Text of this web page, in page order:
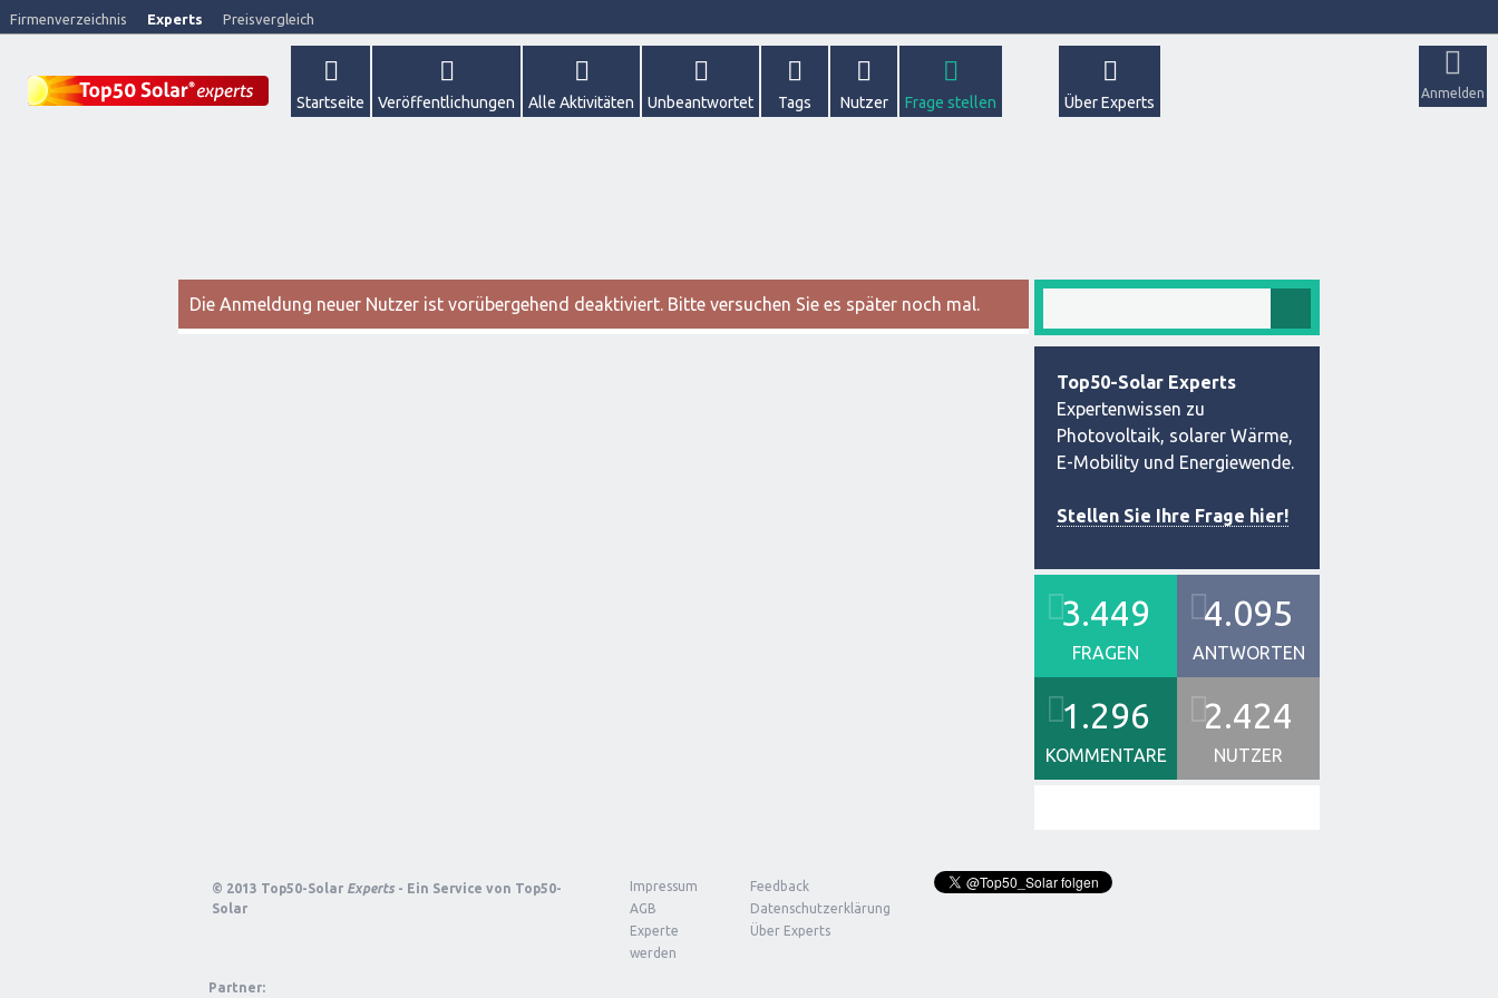
Firmenverzeichnis Experts Preisvergleich
Anmelden
Startseite Veröffentlichungen Alle Aktivitäten Unbeantwortet Tags Nutzer Frage stellen Über Experts
Die Anmeldung neuer Nutzer ist vorübergehend deaktiviert. Bitte versuchen Sie es später noch mal.
Top50-Solar Experts
Expertenwissen zu
Photovoltaik, solarer Wärme,
E-Mobility und Energiewende.
Stellen Sie Ihre Frage hier!
3.449
FRAGEN
4.095
ANTWORTEN
1.296
KOMMENTARE
2.424
NUTZER
© 2013 Top50-Solar Experts - Ein Service von Top50-
Solar
Impressum
Feedback
AGB
Datenschutzerklärung
Experte
werden
Über Experts
Partner: